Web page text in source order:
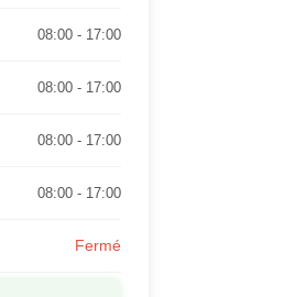
08:00 - 17:00
08:00 - 17:00
08:00 - 17:00
08:00 - 17:00
Fermé